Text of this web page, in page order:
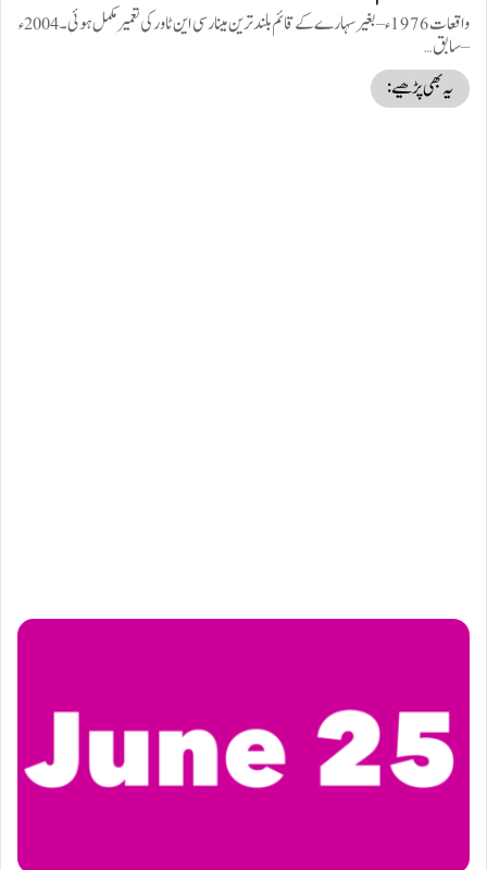
واقعات 1976ء – بغیر سہارے کے قائم بلند ترین مینار سی این ٹاور کی تعمیر مکمل ہوئی۔ 2004ء
– سابق…
یہ بھی پڑھیے: